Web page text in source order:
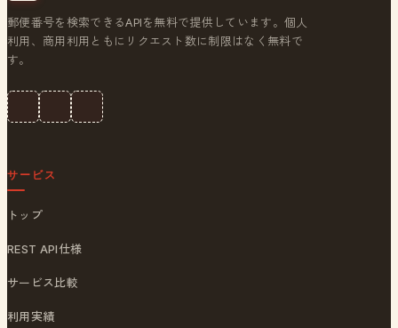
郵便番号を検索できるAPIを無料で提供しています。個人
利用、商用利用ともにリクエスト数に制限はなく無料で
す。
サービス
トップ
REST API仕様
サービス比較
利用実績